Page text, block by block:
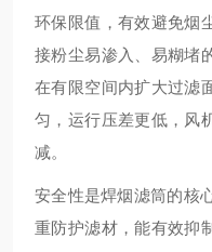
环保限值，有效避免烟
接粉尘易渗入、易糊堵
在有限空间内扩大过滤
匀，运行压差更低，风
减。
安全性是焊烟滤筒的核
重防护滤材，能有效抑